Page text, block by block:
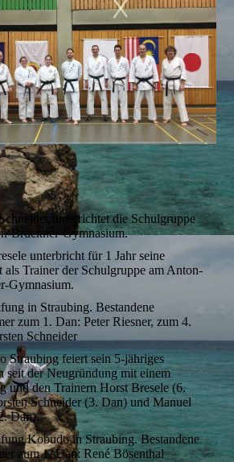
unterrichtet die Schulgruppe
Bruckner-Gymnasium.
unterbricht für 1 Jahr seine
als Trainer der Schulgruppe am Anton-
Gymnasium.
in Straubing. Bestandene
zum 1. Dan: Peter Riesner, zum 4.
Schneider
Straubing feiert sein 5-jähriges
seit der Neugründung mit einem
und den Trainern Horst Bresele (6.
Schneider (3. Dan) und Manuel
Dan).
Kobudo in Straubing. Bestandene
zum 1. Dan: René Bösenthal